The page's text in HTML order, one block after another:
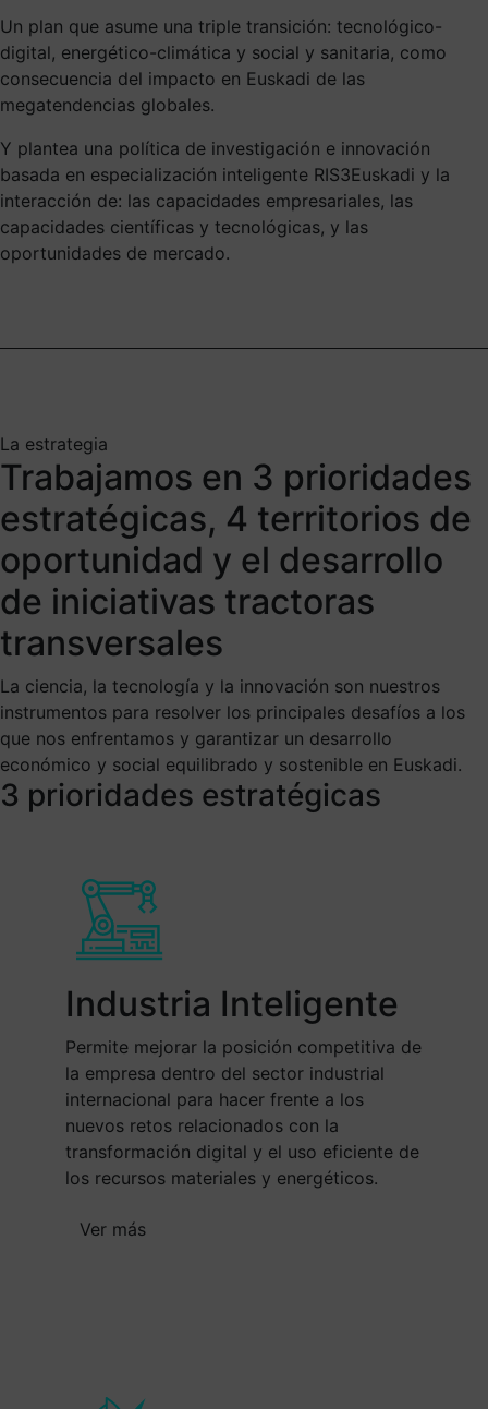
Un plan que asume una triple transición: tecnológico-
digital, energético-climática y social y sanitaria, como
consecuencia del impacto en Euskadi de las
megatendencias globales.
Y plantea una política de investigación e innovación
basada en especialización inteligente RIS3Euskadi y la
interacción de: las capacidades empresariales, las
capacidades científicas y tecnológicas, y las
oportunidades de mercado.
La estrategia
Trabajamos en 3 prioridades
estratégicas, 4 territorios de
oportunidad y el desarrollo
de iniciativas tractoras
transversales
La ciencia, la tecnología y la innovación son nuestros
instrumentos para resolver los principales desafíos a los
que nos enfrentamos y garantizar un desarrollo
económico y social equilibrado y sostenible en Euskadi.
3 prioridades estratégicas
Industria Inteligente
Permite mejorar la posición competitiva de
la empresa dentro del sector industrial
internacional para hacer frente a los
nuevos retos relacionados con la
transformación digital y el uso eficiente de
los recursos materiales y energéticos.
Ver más